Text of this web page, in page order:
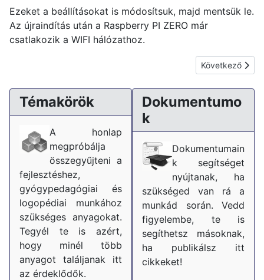
Ezeket a beállításokat is módosítsuk, majd mentsük le.
Az újraindítás után a Raspberry PI ZERO már
csatlakozik a WIFI hálózathoz.
Következő
Következő
Témakörök
A honlap
megpróbálja
összegyűjteni a
fejlesztéshez,
gyógypedagógiai és
logopédiai munkához
szükséges anyagokat.
Tegyél te is azért,
hogy minél több
anyagot találjanak itt
az érdeklődők.
Dokumentumo
k
Dokumentumain
k segítséget
nyújtanak, ha
szükséged van rá a
munkád során. Vedd
figyelembe, te is
segíthetsz másoknak,
ha publikálsz itt
cikkeket!